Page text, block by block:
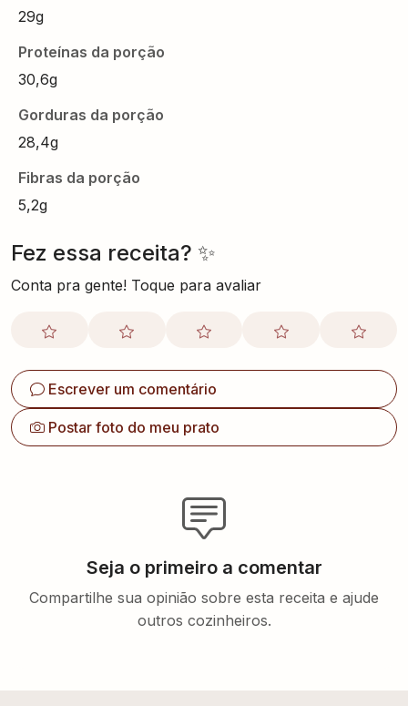
29g
Proteínas da porção
30,6g
Gorduras da porção
28,4g
Fibras da porção
5,2g
Fez essa receita? ✨
Conta pra gente! Toque para avaliar
Escrever um comentário
Postar foto do meu prato
Seja o primeiro a comentar
Compartilhe sua opinião sobre esta receita e ajude
outros cozinheiros.